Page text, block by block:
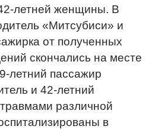
летней женщины. В
«Митсубиси» и
от полученных
скончались на месте
летний пассажир
и 42-летний
различной
в